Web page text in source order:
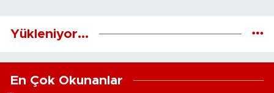
Yükleniyor...
En Çok Okunanlar